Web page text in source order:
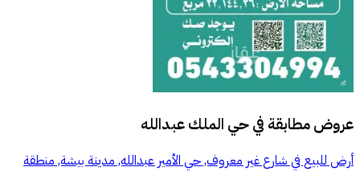
عروض مطابقة فيحي الملك عبدالله
أرض للبيع في شارع غير معروف, حي الأمير عبدالله, مدينة بيشة, منطقة